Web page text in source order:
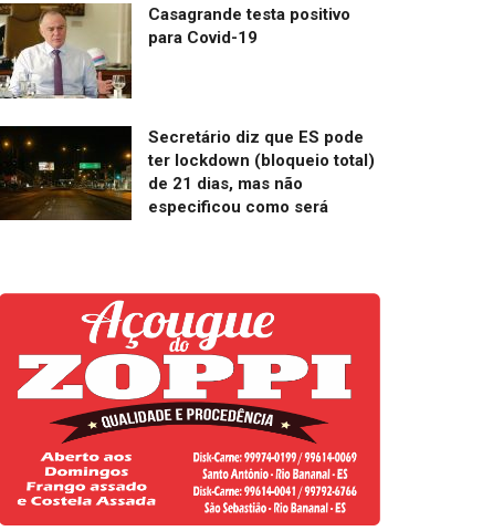
Casagrande testa positivo
para Covid-19
Secretário diz que ES pode
ter lockdown (bloqueio total)
de 21 dias, mas não
especificou como será